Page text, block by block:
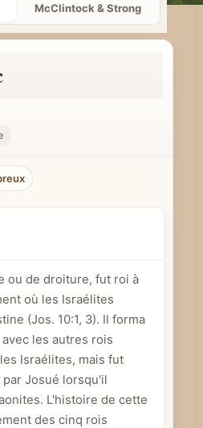
McClintock & Strong
ou de droiture, fut roi à
où les Israélites
(Jos. 10:1, 3). Il forma
les autres rois
Israélites, mais fut
Josué lorsqu'il
L'histoire de cette
des cinq rois